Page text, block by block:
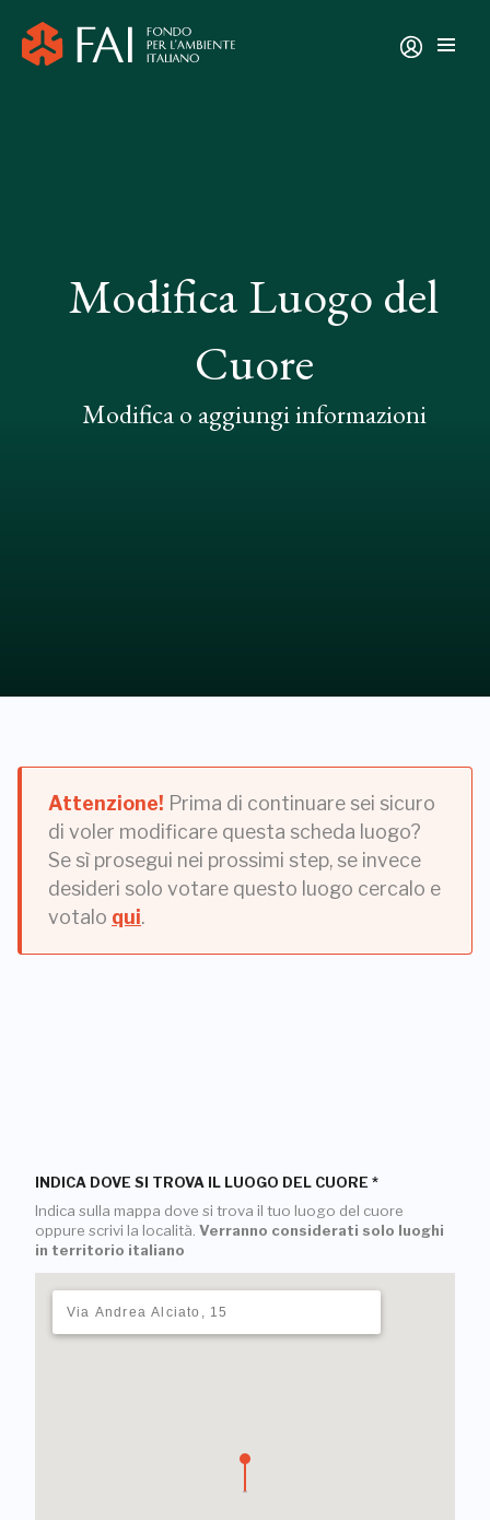
Modifica Luogo del
Cuore
Modifica o aggiungi informazioni
Attenzione! Prima di continuare sei sicuro
di voler modificare questa scheda luogo?
Se sì prosegui nei prossimi step, se invece
desideri solo votare questo luogo cercalo e
votalo qui.
INDICA DOVE SI TROVA IL LUOGO DEL CUORE *
Indica sulla mappa dove si trova il tuo luogo del cuore
oppure scrivi la località. Verranno considerati solo luoghi
in territorio italiano